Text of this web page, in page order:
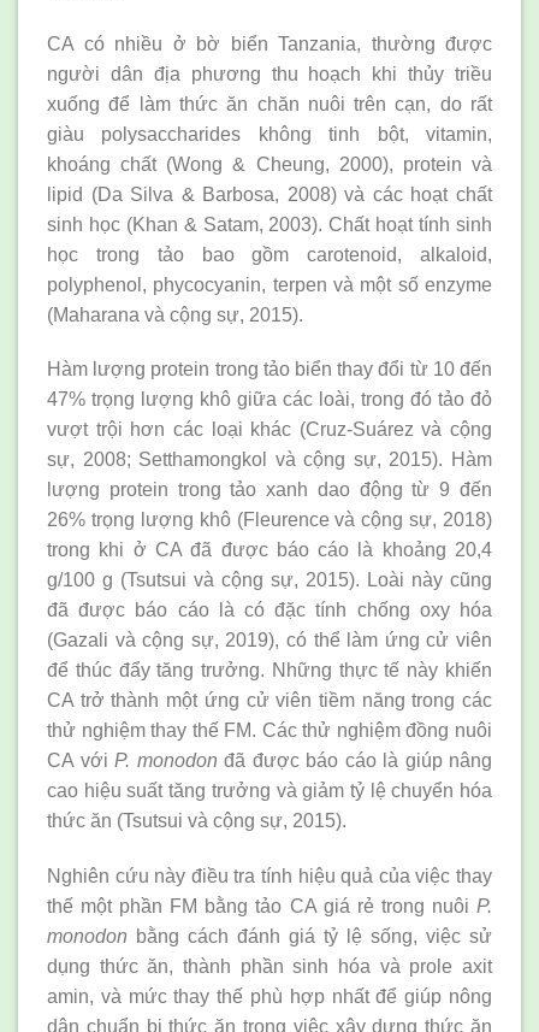
CA có nhiều ở bờ biển Tanzania, thường được
người dân địa phương thu hoạch khi thủy triều
xuống để làm thức ăn chăn nuôi trên cạn, do rất
giàu polysaccharides không tinh bột, vitamin,
khoáng chất (Wong & Cheung, 2000), protein và
lipid (Da Silva & Barbosa, 2008) và các hoạt chất
sinh học (Khan & Satam, 2003). Chất hoạt tính sinh
học trong tảo bao gồm carotenoid, alkaloid,
polyphenol, phycocyanin, terpen và một số enzyme
(Maharana và cộng sự, 2015).
Hàm lượng protein trong tảo biển thay đổi từ 10 đến
47% trọng lượng khô giữa các loài, trong đó tảo đỏ
vượt trội hơn các loại khác (Cruz-Suárez và cộng
sự, 2008; Setthamongkol và cộng sự, 2015). Hàm
lượng protein trong tảo xanh dao động từ 9 đến
26% trọng lượng khô (Fleurence và cộng sự, 2018)
trong khi ở CA đã được báo cáo là khoảng 20,4
g/100 g (Tsutsui và cộng sự, 2015). Loài này cũng
đã được báo cáo là có đặc tính chống oxy hóa
(Gazali và cộng sự, 2019), có thể làm ứng cử viên
để thúc đẩy tăng trưởng. Những thực tế này khiến
CA trở thành một ứng cử viên tiềm năng trong các
thử nghiệm thay thế FM. Các thử nghiệm đồng nuôi
CA với P. monodon đã được báo cáo là giúp nâng
cao hiệu suất tăng trưởng và giảm tỷ lệ chuyển hóa
thức ăn (Tsutsui và cộng sự, 2015).
Nghiên cứu này điều tra tính hiệu quả của việc thay
thế một phần FM bằng tảo CA giá rẻ trong nuôi P.
monodon bằng cách đánh giá tỷ lệ sống, việc sử
dụng thức ăn, thành phần sinh hóa và prole axit
amin, và mức thay thế phù hợp nhất để giúp nông
dân chuẩn bị thức ăn trong việc xây dựng thức ăn